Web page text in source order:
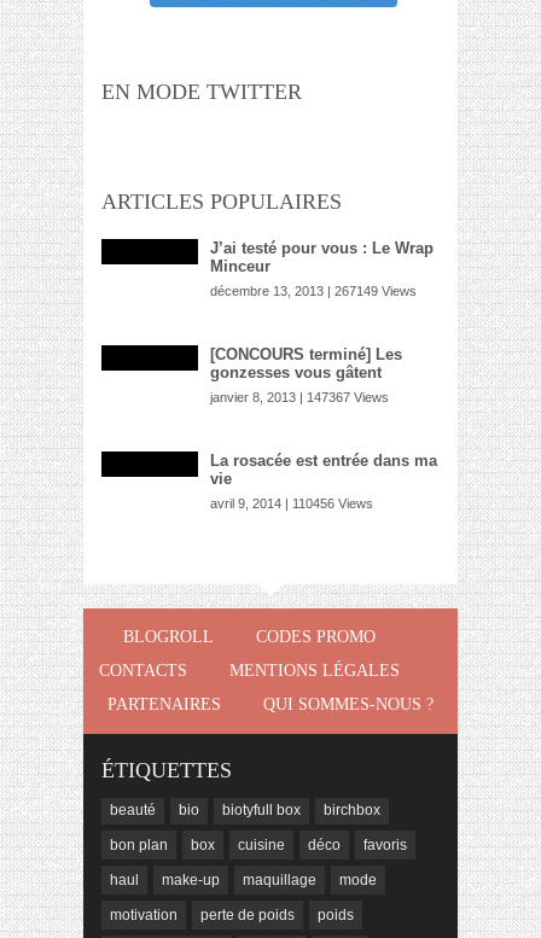
EN MODE TWITTER
ARTICLES POPULAIRES
J’ai testé pour vous : Le Wrap
Minceur
décembre 13, 2013 | 267149 Views
[CONCOURS terminé] Les
gonzesses vous gâtent
janvier 8, 2013 | 147367 Views
La rosacée est entrée dans ma
vie
avril 9, 2014 | 110456 Views
BLOGROLL
CODES PROMO
CONTACTS
MENTIONS LÉGALES
PARTENAIRES
QUI SOMMES-NOUS ?
ÉTIQUETTES
beauté bio biotyfull box birchbox
bon plan box cuisine déco favoris
haul make-up maquillage mode
motivation perte de poids poids